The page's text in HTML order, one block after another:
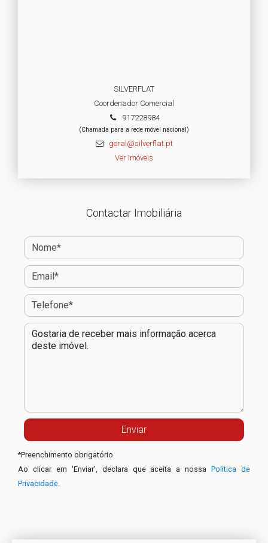
SILVERFLAT
Coordenador Comercial
917228984
(Chamada para a rede móvel nacional)
geral@silverflat.pt
Ver Imóveis
Contactar Imobiliária
*Preenchimento obrigatório
Ao clicar em 'Enviar', declara que aceita a nossaPolítica de
Privacidade